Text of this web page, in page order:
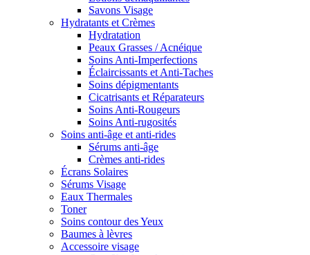
Savons Visage
Hydratants et Crèmes
Hydratation
Peaux Grasses / Acnéique
Soins Anti-Imperfections
Éclaircissants et Anti-Taches
Soins dépigmentants
Cicatrisants et Réparateurs
Soins Anti-Rougeurs
Soins Anti-rugosités
Soins anti-âge et anti-rides
Sérums anti-âge
Crèmes anti-rides
Écrans Solaires
Sérums Visage
Eaux Thermales
Toner
Soins contour des Yeux
Baumes à lèvres
Accessoire visage